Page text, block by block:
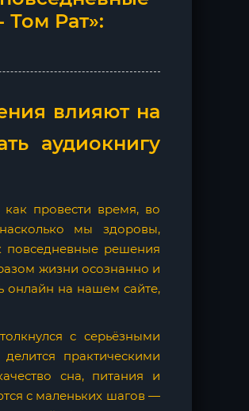
Рат»:
влияют на
аудиокнигу
провести время, во
мы здоровы,
повседневные решения
жизни осознанно и
онлайн на нашем сайте,
с серьёзными
практическими
сна, питания и
с маленьких шагов —